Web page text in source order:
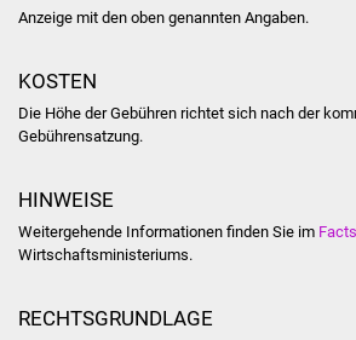
Anzeige mit den oben genannten Angaben.
KOSTEN
Die Höhe der Gebühren richtet sich nach der
Gebührensatzung.
HINWEISE
Weitergehende Informationen finden Sie im
Wirtschaftsministeriums.
RECHTSGRUNDLAGE